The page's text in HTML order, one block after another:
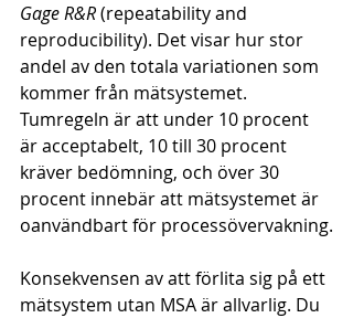
Gage R&R (repeatability and
reproducibility). Det visar hur stor
andel av den totala variationen som
kommer från mätsystemet.
Tumregeln är att under 10 procent
är acceptabelt, 10 till 30 procent
kräver bedömning, och över 30
procent innebär att mätsystemet är
oanvändbart för processövervakning.
Konsekvensen av att förlita sig på ett
mätsystem utan MSA är allvarlig. Du